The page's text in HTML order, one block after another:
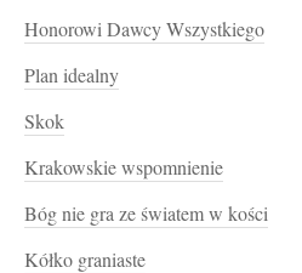
Honorowi Dawcy Wszystkiego
Plan idealny
Skok
Krakowskie wspomnienie
Bóg nie gra ze światem w kości
Kółko graniaste